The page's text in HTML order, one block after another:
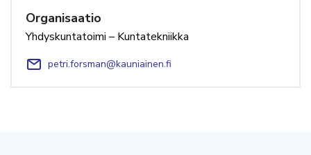
Organisaatio
Yhdyskuntatoimi – Kuntatekniikka
petri.forsman@kauniainen.fi